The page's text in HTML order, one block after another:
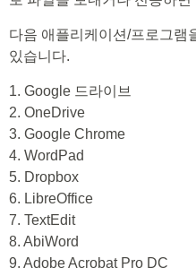
다음 애플리케이션/프로그램
있습니다.
1. Google 드라이브
2. OneDrive
3. Google Chrome
4. WordPad
5. Dropbox
6. LibreOffice
7. TextEdit
8. AbiWord
9. Adobe Acrobat Pro DC